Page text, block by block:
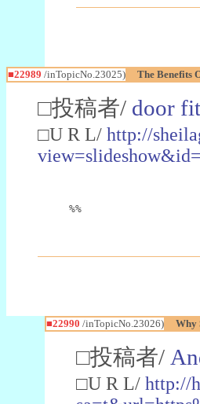
■22989 /inTopicNo.23025) The Benefits
□投稿者/ door
□U R L/ http://
%%
■22990 /inTopicNo.23026) Why
□投稿者/
□U R L/ http://